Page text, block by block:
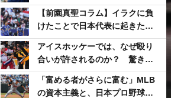
優勝を巡るさまざまなドラマ
【前園真聖コラム】イラクに負
けたことで日本代表に起きたプ
ラスとは
アイスホッケーでは、なぜ殴り
合いが許されるのか？ 驚きの
「ファイティング」ルールにつ
いて
「富める者がさらに富む」MLB
の資本主義と、日本プロ野球が